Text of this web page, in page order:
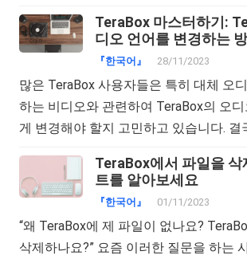
TeraBox 마스터하기:
디오 언어를 변경하는
『한국어』 28/11/2023
많은 TeraBox 사용자들은 특히 대체 오
하는 비디오와 관련하여 TeraBox의 오
게 변경해야 할지 고민하고 있습니다. 결
TeraBox에서 파일을 삭
트를 알아보세요
『한국어』 01/11/2023
“왜 TeraBox에 제 파일이 없나요?
삭제하나요?” 요즘 이러한 질문을 하는